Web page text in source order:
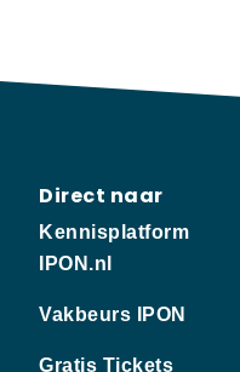
Direct naar
Kennisplatform
IPON.nl
Vakbeurs IPON
Gratis Tickets